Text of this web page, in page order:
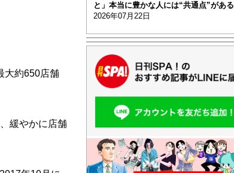
大約650店舗
緩やかに店舗
と」本当に豊かな人には“共通点”がある
2026年07月22日